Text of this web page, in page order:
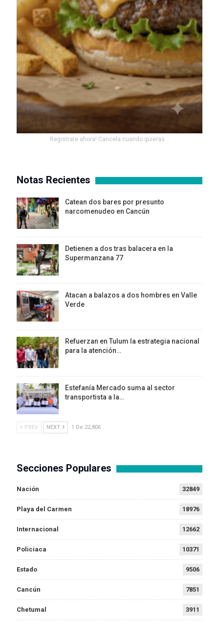
Registrate ahora! Cancela cuando quieras...
Notas Recientes
Catean dos bares por presunto
narcomenudeo en Cancún
Detienen a dos tras balacera en la
Supermanzana 77
Atacan a balazos a dos hombres en Valle
Verde
Refuerzan en Tulum la estrategia nacional
para la atención…
Estefanía Mercado suma al sector
transportista a la…
PREV NEXT 1 De 22,806
Secciones Populares
Nación 32849
Playa del Carmen 18976
Internacional 12662
Policiaca 10371
Estado 9506
Cancún 7851
Chetumal 3911